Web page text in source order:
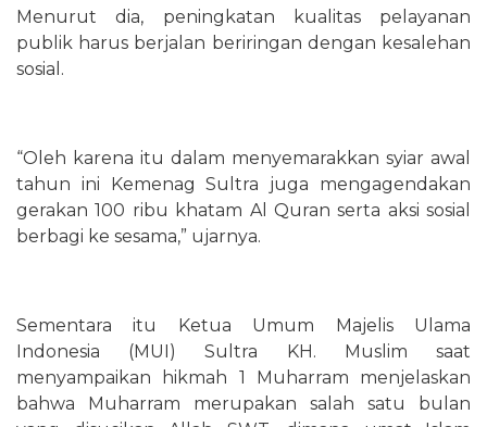
Menurut dia, peningkatan kualitas pelayanan
publik harus berjalan beriringan dengan kesalehan
sosial.
“Oleh karena itu dalam menyemarakkan syiar awal
tahun ini Kemenag Sultra juga mengagendakan
gerakan 100 ribu khatam Al Quran serta aksi sosial
berbagi ke sesama,” ujarnya.
Sementara itu Ketua Umum Majelis Ulama
Indonesia (MUI) Sultra KH. Muslim saat
menyampaikan hikmah 1 Muharram menjelaskan
bahwa Muharram merupakan salah satu bulan